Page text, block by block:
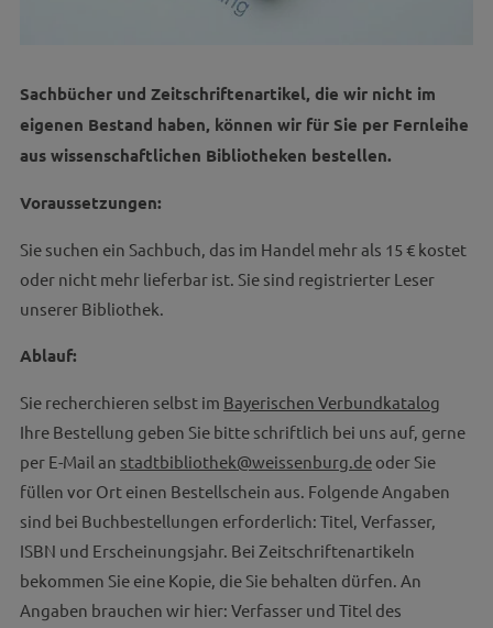
Sachbücher und Zeitschriftenartikel, die wir nicht im
eigenen Bestand haben, können wir für Sie per Fernleihe
aus wissenschaftlichen Bibliotheken bestellen.
Voraussetzungen:
Sie suchen ein Sachbuch, das im Handel mehr als 15 € kostet
oder nicht mehr lieferbar ist. Sie sind registrierter Leser
unserer Bibliothek.
Ablauf:
Sie recherchieren selbst im Bayerischen Verbundkatalog
Ihre Bestellung geben Sie bitte schriftlich bei uns auf, gerne
per E-Mail an stadtbibliothek@weissenburg.deoder Sie
füllen vor Ort einen Bestellschein aus. Folgende Angaben
sind bei Buchbestellungen erforderlich: Titel, Verfasser,
ISBN und Erscheinungsjahr. Bei Zeitschriftenartikeln
bekommen Sie eine Kopie, die Sie behalten dürfen. An
Angaben brauchen wir hier: Verfasser und Titel des